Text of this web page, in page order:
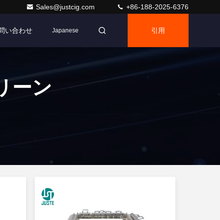
Sales@justcig.com +86-188-2025-6376
い合わせ Japanese 引用
ーン